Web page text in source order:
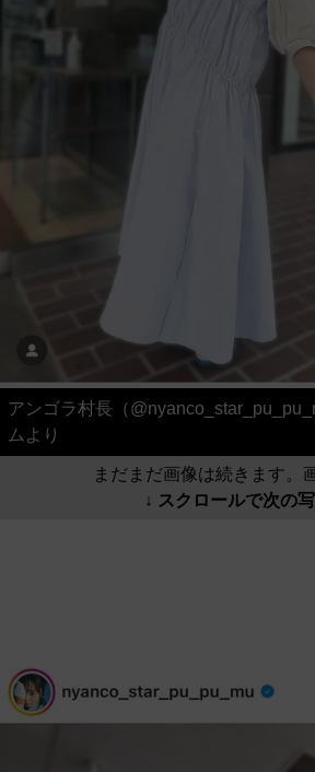
アンゴラ村長（
ムより
まだまだ画像は続きます。
↓ スクロールで次の